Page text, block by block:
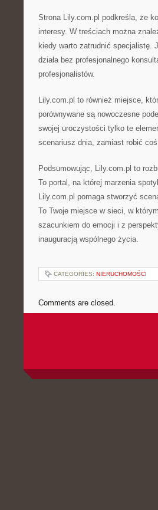
Strona Lily.com.pl podkreśla, że
interesy. W treściach można
kiedy warto zatrudnić specjalistę.
działa bez profesjonalnego
profesjonalistów.
Lily.com.pl to również miejsce,
porównywane są nowoczesne
swojej uroczystości tylko te
scenariusz dnia, zamiast robić
Podsumowując, Lily.com.pl to
To portal, na której marzenia
Lily.com.pl pomaga stworzyć
To Twoje miejsce w sieci, w
szacunkiem do emocji i z
inauguracją wspólnego życia.
CATEGORIES: NIERUCHOMOŚCI
Comments are closed.